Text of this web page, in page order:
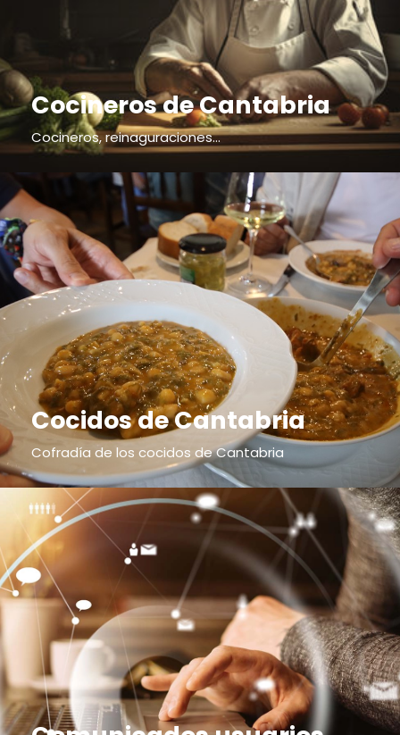
Cocineros de Cantabria
Cocineros, reinaguraciones...
Cocidos de Cantabria
Cofradía de los cocidos de Cantabria